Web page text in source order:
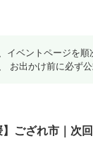
イベントページを
お出かけ前に必ず
】ござれ市｜次